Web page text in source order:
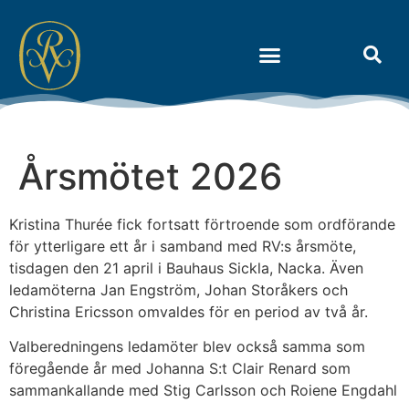
Årsmötet 2026
Kristina Thurée fick fortsatt förtroende som ordförande
för ytterligare ett år i samband med RV:s årsmöte,
tisdagen den 21 april i Bauhaus Sickla, Nacka. Även
ledamöterna Jan Engström, Johan Storåkers och
Christina Ericsson omvaldes för en period av två år.
Valberedningens ledamöter blev också samma som
föregående år med Johanna S:t Clair Renard som
sammankallande med Stig Carlsson och Roiene Engdahl